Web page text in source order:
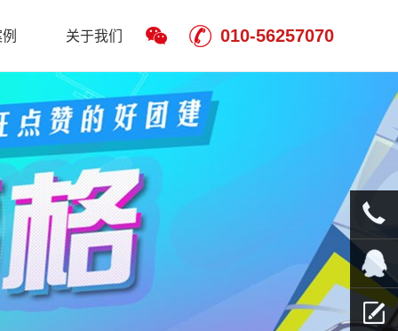
关于我们 010-56257070
010-
QQ客服